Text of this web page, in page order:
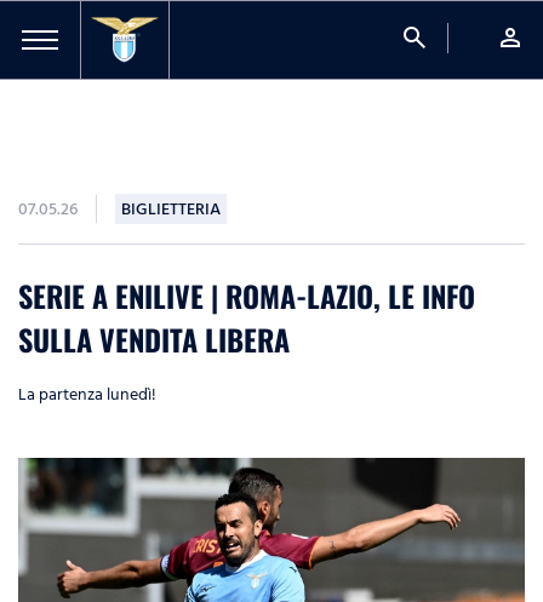
search person
07.05.26 BIGLIETTERIA
SERIE A ENILIVE | ROMA-LAZIO, LE INFO
SULLA VENDITA LIBERA
La partenza lunedì!